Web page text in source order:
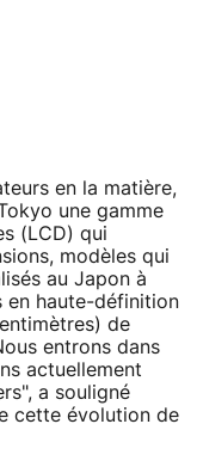
en la matière,
une gamme
(LCD) qui
modèles qui
au Japon à
en haute-définition
de
entrons dans
actuellement
a souligné
cette évolution de